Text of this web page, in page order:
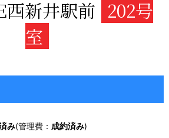
新井駅前 202号
室
み(管理費： 成約済み)